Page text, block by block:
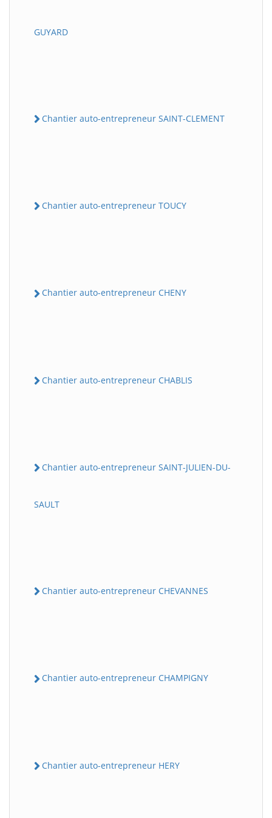
GUYARD
Chantier auto-entrepreneur SAINT-CLEMENT
Chantier auto-entrepreneur TOUCY
Chantier auto-entrepreneur CHENY
Chantier auto-entrepreneur CHABLIS
Chantier auto-entrepreneur SAINT-JULIEN-DU-
SAULT
Chantier auto-entrepreneur CHEVANNES
Chantier auto-entrepreneur CHAMPIGNY
Chantier auto-entrepreneur HERY